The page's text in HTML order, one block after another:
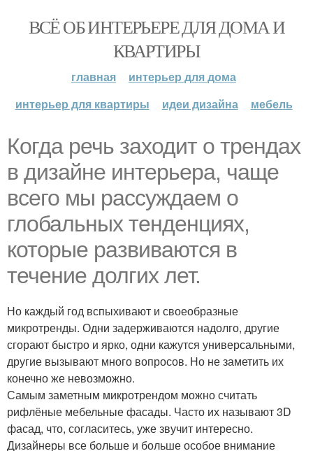
ВСЁ ОБ ИНТЕРЬЕРЕ ДЛЯ ДОМА И
КВАРТИРЫ
главная
интерьер для дома
интерьер для квартиры
идеи дизайна мебель
Когда речь заходит о трендах
в дизайне интерьера, чаще
всего мы рассуждаем о
глобальных тенденциях,
которые развиваются в
течение долгих лет.
Но каждый год вспыхивают и своеобразные
микротренды. Одни задерживаются надолго, другие
сгорают быстро и ярко, одни кажутся универсальными,
другие вызывают много вопросов. Но не заметить их
конечно же невозможно.
Самым заметным микротрендом можно считать
рифлёные мебельные фасады. Часто их называют 3D
фасад, что, согласитесь, уже звучит интересно.
Дизайнеры все больше и больше особое внимание